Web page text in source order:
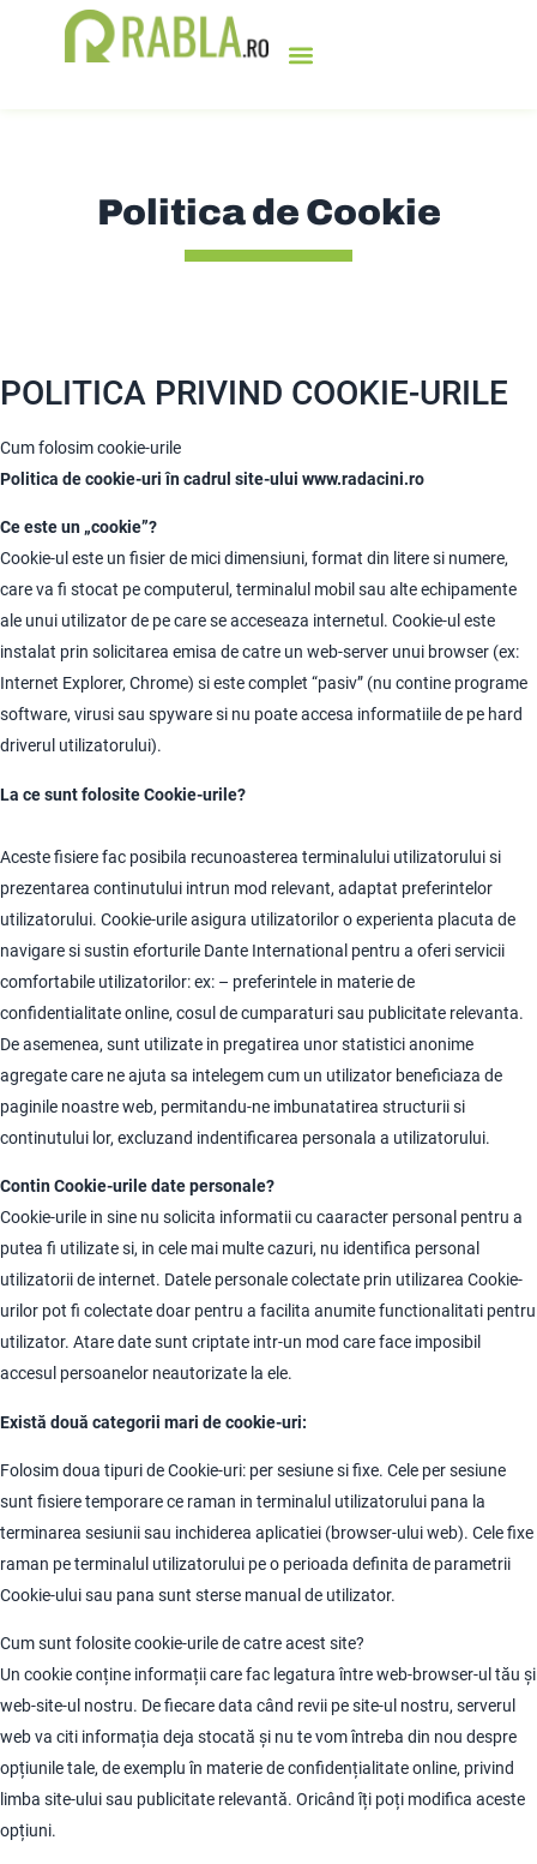
Politica de Cookie
POLITICA PRIVIND COOKIE-URILE
Cum folosim cookie-urile
Politica de cookie-uri în cadrul site-ului www.radacini.ro
Ce este un „cookie”?
Cookie-ul este un fisier de mici dimensiuni, format din litere si numere,
care va fi stocat pe computerul, terminalul mobil sau alte echipamente
ale unui utilizator de pe care se acceseaza internetul. Cookie-ul este
instalat prin solicitarea emisa de catre un web-server unui browser (ex:
Internet Explorer, Chrome) si este complet “pasiv” (nu contine programe
software, virusi sau spyware si nu poate accesa informatiile de pe hard
driverul utilizatorului).
La ce sunt folosite Cookie-urile?
Aceste fisiere fac posibila recunoasterea terminalului utilizatorului si
prezentarea continutului intrun mod relevant, adaptat preferintelor
utilizatorului. Cookie-urile asigura utilizatorilor o experienta placuta de
navigare si sustin eforturile Dante International pentru a oferi servicii
comfortabile utilizatorilor: ex: – preferintele in materie de
confidentialitate online, cosul de cumparaturi sau publicitate relevanta.
De asemenea, sunt utilizate in pregatirea unor statistici anonime
agregate care ne ajuta sa intelegem cum un utilizator beneficiaza de
paginile noastre web, permitandu-ne imbunatatirea structurii si
continutului lor, excluzand indentificarea personala a utilizatorului.
Contin Cookie-urile date personale?
Cookie-urile in sine nu solicita informatii cu caaracter personal pentru a
putea fi utilizate si, in cele mai multe cazuri, nu identifica personal
utilizatorii de internet. Datele personale colectate prin utilizarea Cookie-
urilor pot fi colectate doar pentru a facilita anumite functionalitati pentru
utilizator. Atare date sunt criptate intr-un mod care face imposibil
accesul persoanelor neautorizate la ele.
Există două categorii mari de cookie-uri:
Folosim doua tipuri de Cookie-uri: per sesiune si fixe. Cele per sesiune
sunt fisiere temporare ce raman in terminalul utilizatorului pana la
terminarea sesiunii sau inchiderea aplicatiei (browser-ului web). Cele fixe
raman pe terminalul utilizatorului pe o perioada definita de parametrii
Cookie-ului sau pana sunt sterse manual de utilizator.
Cum sunt folosite cookie-urile de catre acest site?
Un cookie conține informații care fac legatura între web-browser-ul tău și
web-site-ul nostru. De fiecare data când revii pe site-ul nostru, serverul
web va citi informația deja stocată și nu te vom întreba din nou despre
opțiunile tale, de exemplu în materie de confidențialitate online, privind
limba site-ului sau publicitate relevantă. Oricând îți poți modifica aceste
opțiuni.